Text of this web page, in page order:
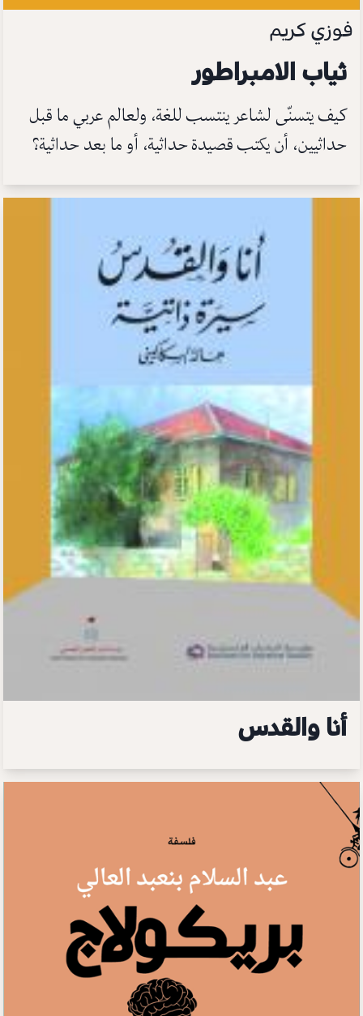
فوزي كريم
ثياب الامبراطور
كيف يتسنّى لشاعر ينتسب للغة، ولعالم عربي ما قبل
حداثيين، أن يكتب قصيدة حداثية، أو ما بعد حداثية؟
أنا والقدس